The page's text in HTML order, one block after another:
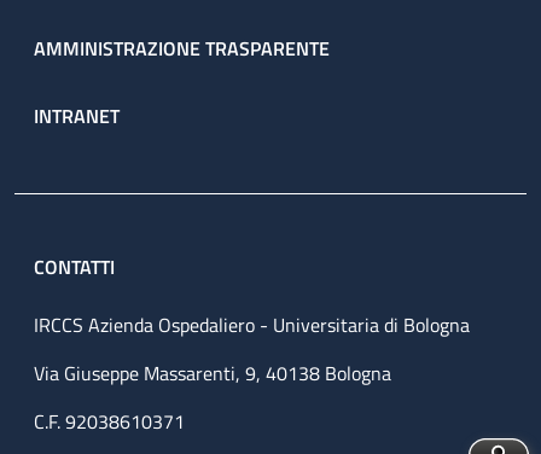
AMMINISTRAZIONE TRASPARENTE
INTRANET
CONTATTI
IRCCS Azienda Ospedaliero - Universitaria di Bologna
Via Giuseppe Massarenti, 9, 40138 Bologna
C.F. 92038610371